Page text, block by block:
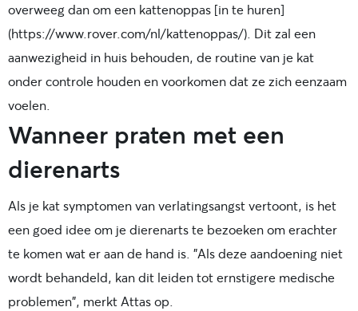
overweeg dan om een kattenoppas [in te huren]
(https://www.rover.com/nl/kattenoppas/). Dit zal een
aanwezigheid in huis behouden, de routine van je kat
onder controle houden en voorkomen dat ze zich eenzaam
voelen.
Wanneer praten met een
dierenarts
Als je kat symptomen van verlatingsangst vertoont, is het
een goed idee om je dierenarts te bezoeken om erachter
te komen wat er aan de hand is. "Als deze aandoening niet
wordt behandeld, kan dit leiden tot ernstigere medische
problemen", merkt Attas op.